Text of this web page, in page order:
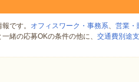
です。 オフィスワーク・事務系、 営業・
緒の応募OKの条件の他に、 交通費別途